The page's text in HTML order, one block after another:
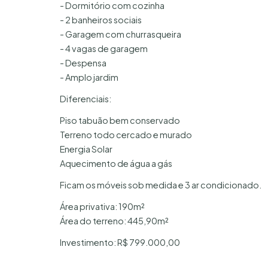
- Dormitório com cozinha
- 2 banheiros sociais
- Garagem com churrasqueira
- 4 vagas de garagem
- Despensa
- Amplo jardim
Diferenciais:
Piso tabuão bem conservado
Terreno todo cercado e murado
Energia Solar
Aquecimento de água a gás
Ficam os móveis sob medida e 3 ar condicionado.
Área privativa: 190m²
Área do terreno: 445,90m²
Investimento: R$ 799.000,00